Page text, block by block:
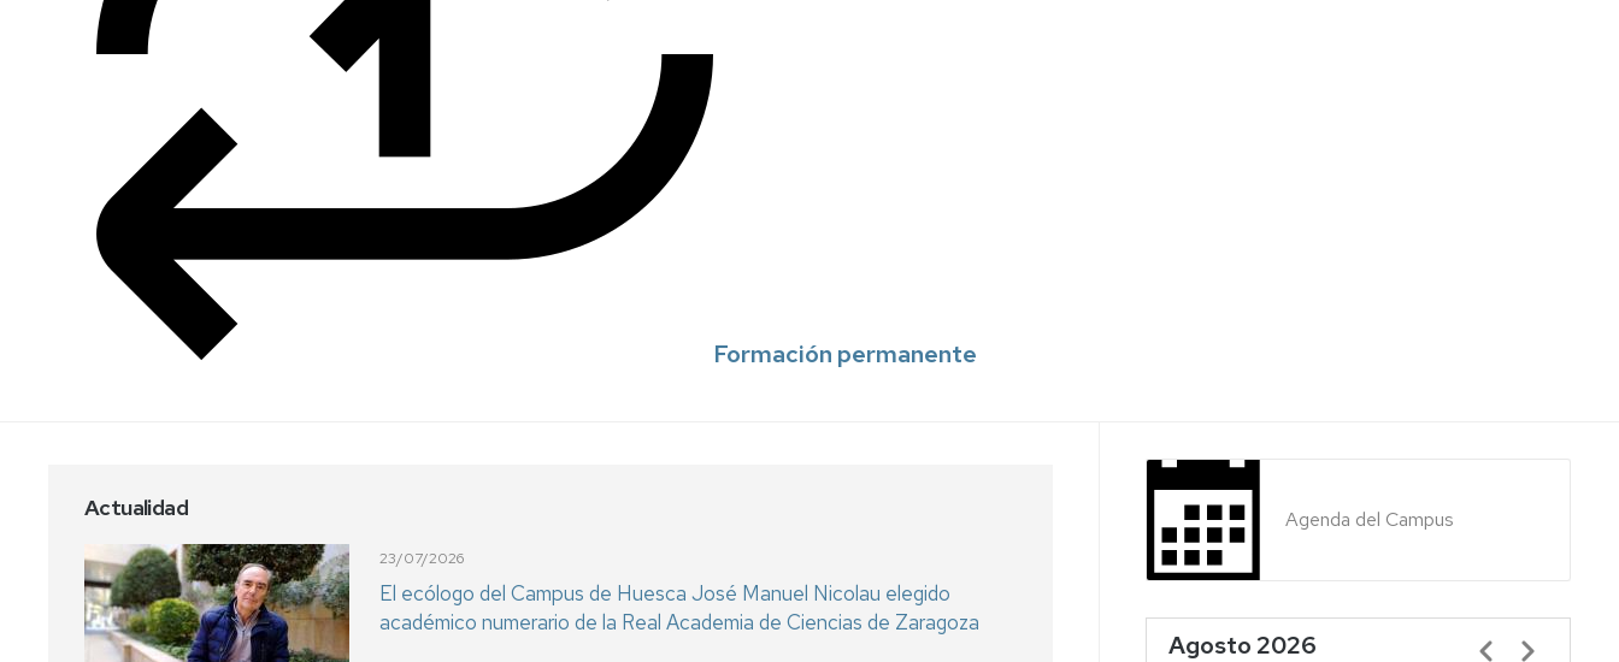
Formación permanente
Actualidad
23/07/2026
El ecólogo del Campus de Huesca José Manuel Nicolau elegido
académico numerario de la Real Academia de Ciencias de Zaragoza
Agenda del Campus
Agosto 2026
Paginación